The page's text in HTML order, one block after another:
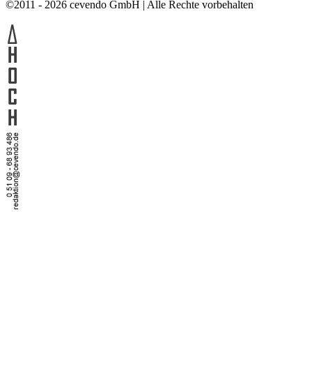
©2011 - 2026 cevendo GmbH | Alle Rechte vorbehalten